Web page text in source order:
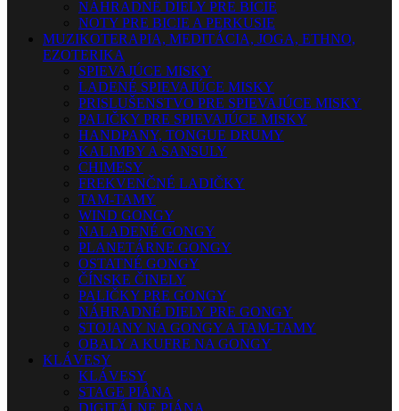
NÁHRADNÉ DIELY PRE BICIE
NOTY PRE BICIE A PERKUSIE
MUZIKOTERAPIA, MEDITÁCIA, JOGA, ETHNO,
EZOTERIKA
SPIEVAJÚCE MISKY
LADENÉ SPIEVAJÚCE MISKY
PRISLUŠENSTVO PRE SPIEVAJÚCE MISKY
PALIČKY PRE SPIEVAJÚCE MISKY
HANDPANY, TONGUE DRUMY
KALIMBY A SANSULY
CHIMESY
FREKVENČNÉ LADIČKY
TAM-TAMY
WIND GONGY
NALADENÉ GONGY
PLANETÁRNE GONGY
OSTATNÉ GONGY
ČÍNSKE ČINELY
PALIČKY PRE GONGY
NÁHRADNÉ DIELY PRE GONGY
STOJANY NA GONGY A TAM-TAMY
OBALY A KUFRE NA GONGY
KLÁVESY
KLÁVESY
STAGE PIÁNA
DIGITÁLNE PIÁNA